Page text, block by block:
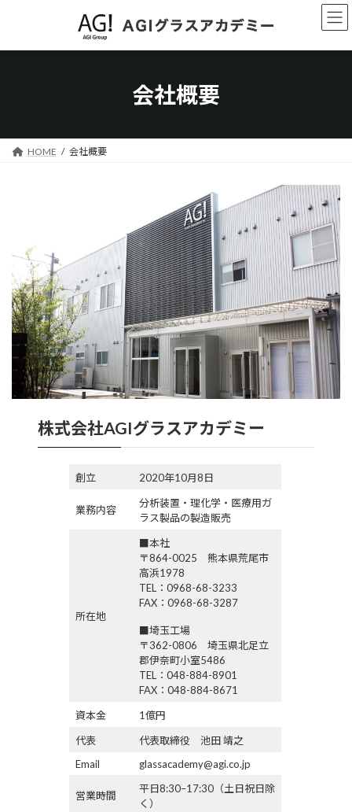
ン
ー
会社概要
HOME 会社概要
株式会社AGIグラスアカデミー
創立 2020年10月8日
業務内容
分析装置・理化学・医療用ガ
ラス製品の製造販売
所在地
■本社
〒864-0025 熊本県荒尾市
高浜1978
TEL：0968-68-3233
FAX：0968-68-3287
■埼玉工場
〒362-0806 埼玉県北足立
郡伊奈町小室5486
TEL：048-884-8901
FAX：048-884-8671
資本金
1億円
代表
代表取締役 池田 靖之
Email
glassacademy@agi.co.jp
営業時間
平日8:30–17:30（土日祝日除
く）